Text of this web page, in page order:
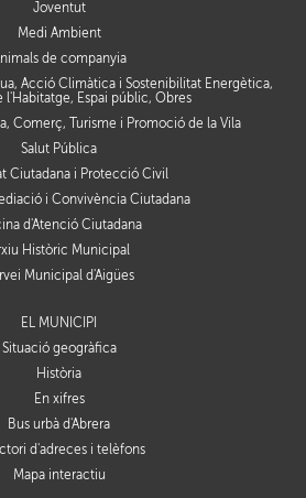
Joventut
Medi Ambient
de companyia
Acció Climàtica i Sostenibilitat Energètica,
l'Habitatge, Espai públic, Obres
Comerç, Turisme i Promoció de la Vila
Salut Pública
Ciutadana i Protecció Civil
i Convivència Ciutadana
d'Atenció Ciutadana
Històric Municipal
Municipal d'Aigües
EL MUNICIPI
Situació geogràfica
Història
En xifres
Bus urbà d'Abrera
d'adreces i telèfons
Mapa interactiu